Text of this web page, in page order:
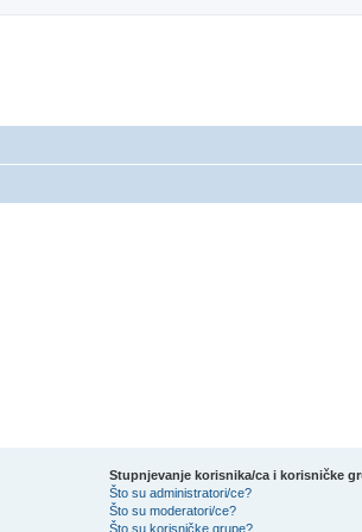
Stupnjevanje korisnika/ca i korisničke
Što su administratori/ce?
Što su moderatori/ce?
Što su korisničke grupe?